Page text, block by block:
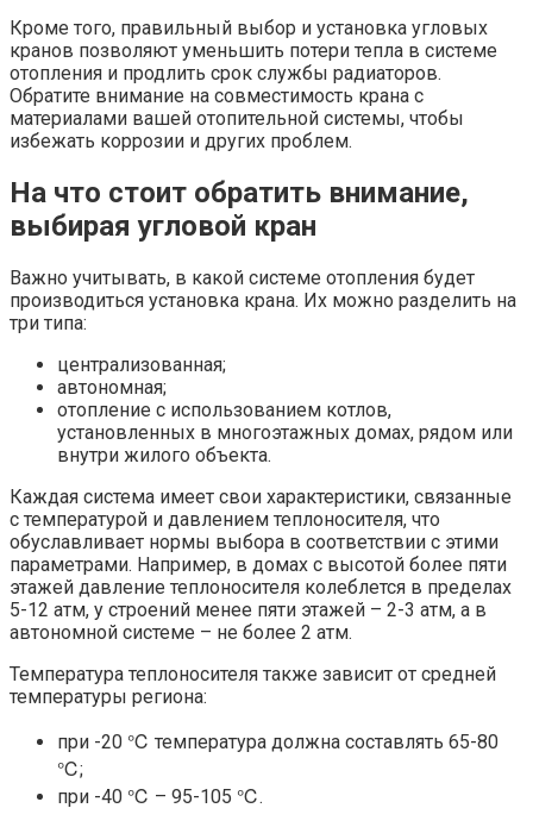
Кроме того, правильный выбор и установка угловых
кранов позволяют уменьшить потери тепла в системе
отопления и продлить срок службы радиаторов.
Обратите внимание на совместимость крана с
материалами вашей отопительной системы, чтобы
избежать коррозии и других проблем.
На что стоит обратить внимание,
выбирая угловой кран
Важно учитывать, в какой системе отопления будет
производиться установка крана. Их можно разделить на
три типа:
централизованная;
автономная;
отопление с использованием котлов,
установленных в многоэтажных домах, рядом или
внутри жилого объекта.
Каждая система имеет свои характеристики, связанные
с температурой и давлением теплоносителя, что
обуславливает нормы выбора в соответствии с этими
параметрами. Например, в домах с высотой более пяти
этажей давление теплоносителя колеблется в пределах
5-12 атм, у строений менее пяти этажей – 2-3 атм, а в
автономной системе – не более 2 атм.
Температура теплоносителя также зависит от средней
температуры региона:
при -20 ℃ температура должна составлять 65-80
℃;
при -40 ℃ – 95-105 ℃.